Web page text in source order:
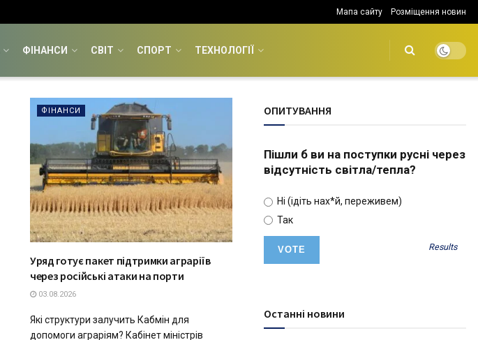
Мапа сайту Розміщення новин
ФІНАНСИ СВІТ СПОРТ ТЕХНОЛОГІЇ
ФІНАНСИ
Уряд готує пакет підтримки аграріїв
через російські атаки на порти
03.08.2026
Які структури залучить Кабмін для
допомоги аграріям? Кабінет міністрів
ОПИТУВАННЯ
Пішли б ви на поступки русні через
відсутність світла/тепла?
Ні (ідіть нах*й, переживем)
Так
Results
Останні новини